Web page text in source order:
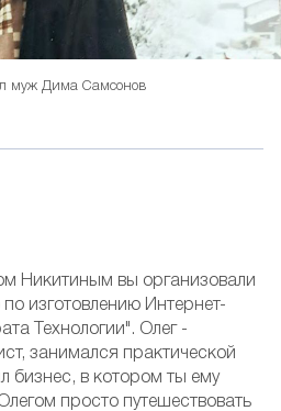
муж Дима Самсонов
Никитиным вы организовали
изготовлению Интернет-
Технологии". Олег -
занимался практической
бизнес, в котором ты ему
просто путешествовать